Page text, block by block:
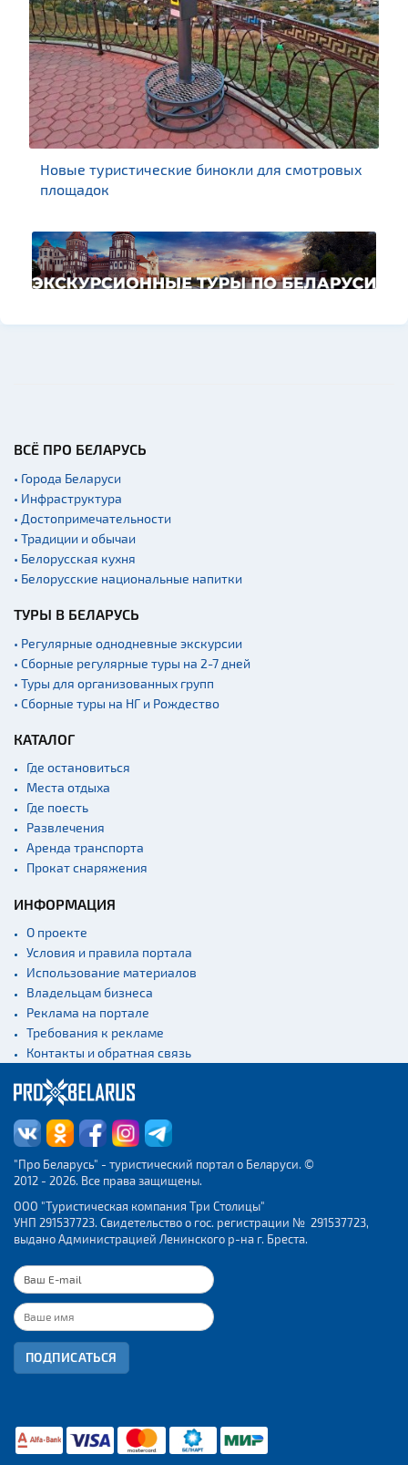
Новые туристические бинокли для смотровых
площадок
ВСЁ ПРО БЕЛАРУСЬ
• Города Беларуси
• Инфраструктура
• Достопримечательности
• Традиции и обычаи
• Белорусская кухня
• Белорусские национальные напитки
ТУРЫ В БЕЛАРУСЬ
• Регулярные однодневные экскурсии
• Сборные регулярные туры на 2-7 дней
• Туры для организованных групп
• Сборные туры на НГ и Рождество
КАТАЛОГ
Где остановиться
Места отдыха
Где поесть
Развлечения
Аренда транспорта
Прокат снаряжения
ИНФОРМАЦИЯ
О проекте
Условия и правила портала
Использование материалов
Владельцам бизнеса
Реклама на портале
Требования к рекламе
Контакты и обратная связь
"Про Беларусь" - туристический портал о Беларуси. ©
2012 - 2026. Все права защищены.
ООО "Туристическая компания Три Столицы"
УНП 291537723. Свидетельство о гос. регистрации № 291537723,
выдано Администрацией Ленинского р-на г. Бреста.
ПОДПИСАТЬСЯ